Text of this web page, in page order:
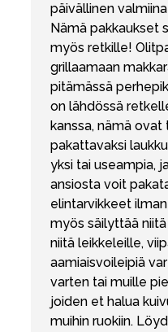
päivällinen
Nämä pakkaukset
myös retkille!
grillaamaan
pitämässä
on lähdössä
kanssa, nämä ovat
pakattavaksi
yksi tai useampia,
ansiosta voit
elintarvikkeet
myös säilyttää
niitä leikkeleille,
aamiaisvoileipiä
varten tai muille
joiden et halua
muihin ruokiin.